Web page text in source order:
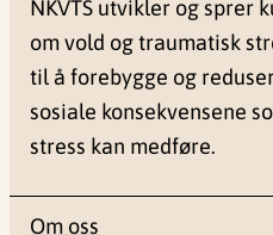
NKVTS utvikler og sprer
om vold og traumatisk
til å forebygge og
sosiale konsekvensene
stress kan medføre.
Om oss